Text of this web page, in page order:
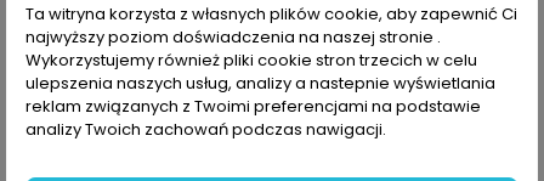
-10% z kodem MOVE
Bluza sherpa męska
Colourwear Snap Pile
250,00 PLN 499,99 PLN
Ta witryna korzysta z własnych plików cookie, aby zapewnić Ci
najwyższy poziom doświadczenia na naszej stronie .
Wykorzystujemy również pliki cookie stron trzecich w celu
ulepszenia naszych usług, analizy a nastepnie wyświetlania
reklam związanych z Twoimi preferencjami na podstawie
analizy Twoich zachowań podczas nawigacji.